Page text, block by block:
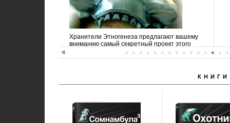
Хранители Этногенеза предлагают вашему
вниманию самый секретный проект этого
КНИГИ